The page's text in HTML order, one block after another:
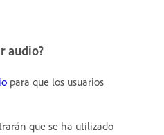
audio?
para que los usuarios
que se ha utilizado